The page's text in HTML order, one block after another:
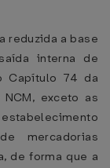
reduzida a base
interna de
Capítulo 74 da
NCM, exceto as
estabelecimento
mercadorias
de forma que a